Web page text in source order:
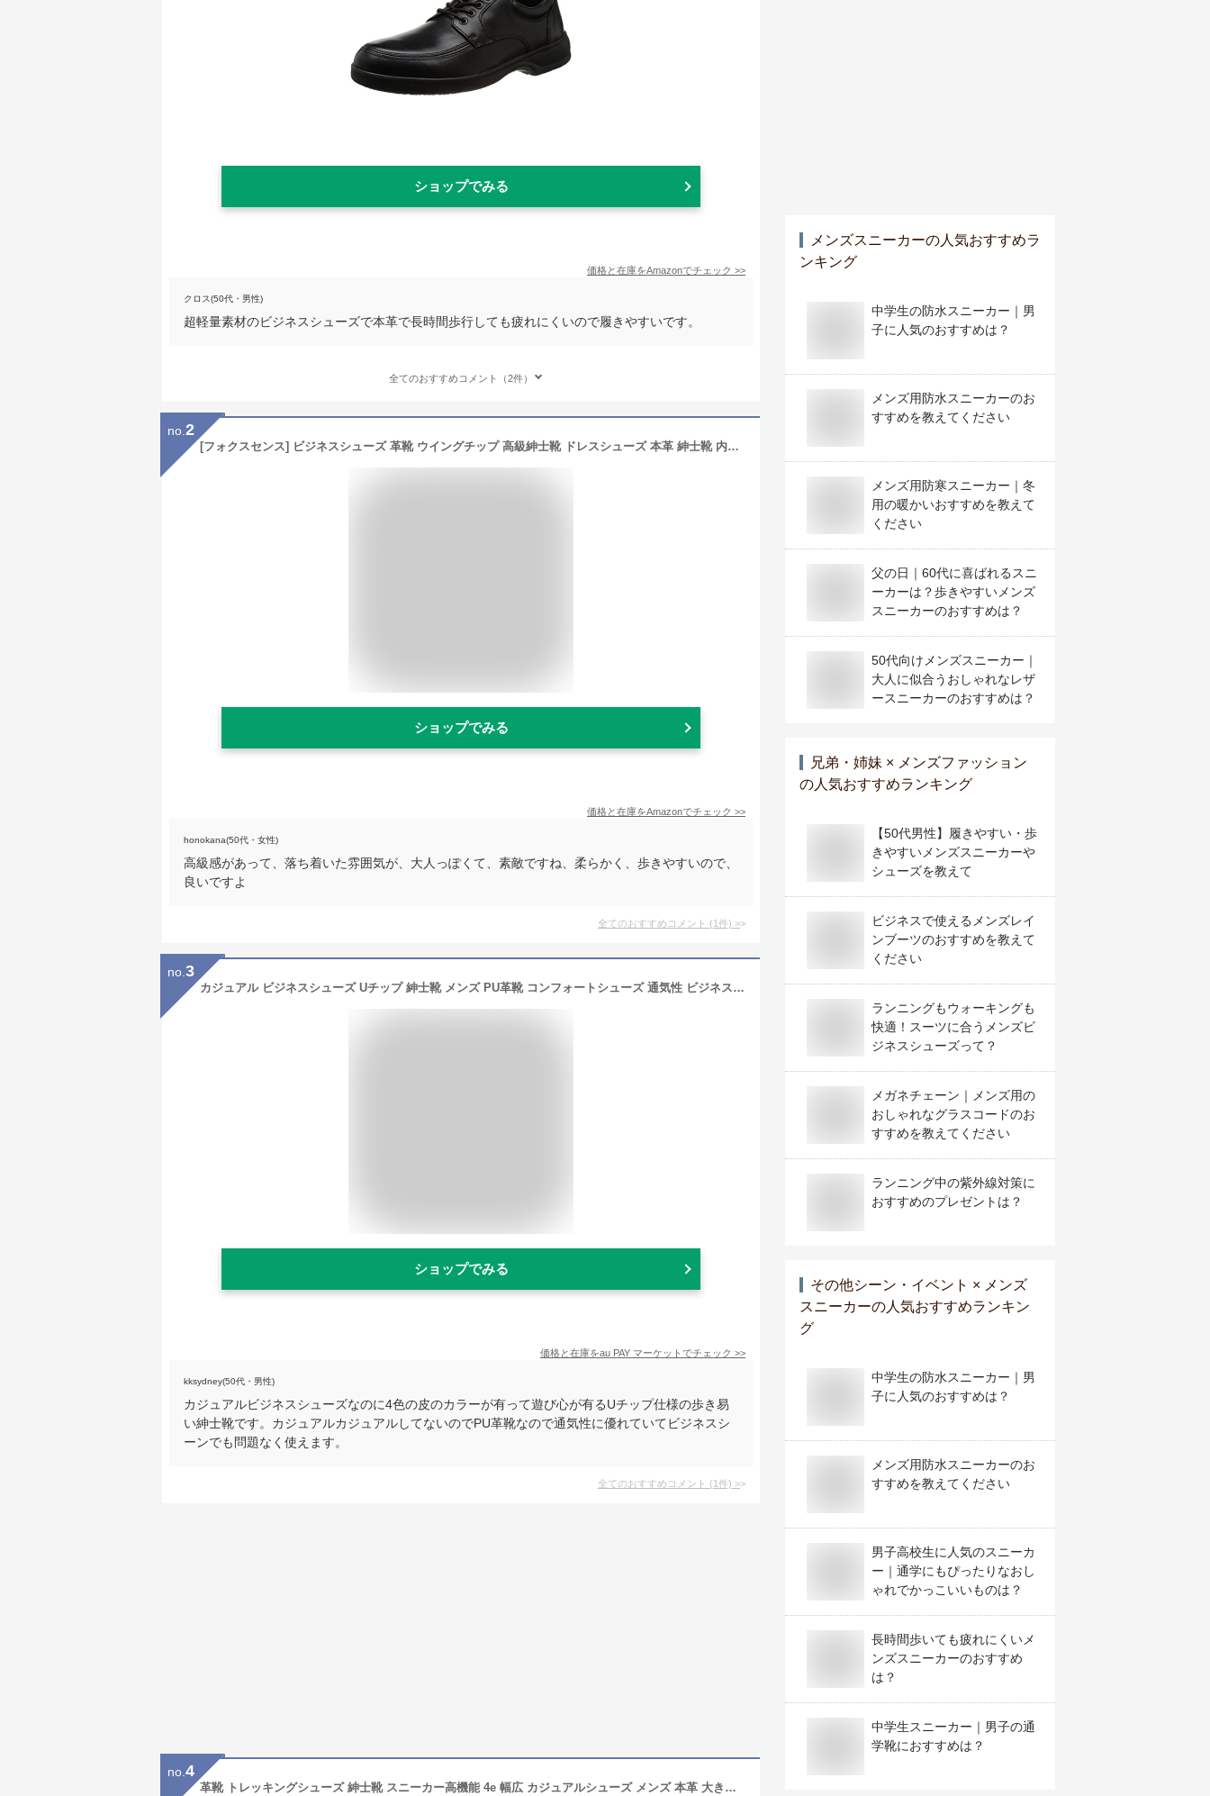
ショップでみる
価格と在庫をAmazonでチェック >>
クロス(50代・男性)
超軽量素材のビジネスシューズで本革で長時間歩行しても疲れにくいので履きやすいです。
全てのおすすめコメント（2件）
no. 2
[フォクスセンス] ビジネスシューズ 革靴 ウイングチップ 高級紳士靴 ドレスシューズ 本革 紳士靴 内羽根 メンズ ブラウン 28.0cm R109-02
ショップでみる
価格と在庫をAmazonでチェック >>
honokana(50代・女性)
高級感があって、落ち着いた雰囲気が、大人っぽくて、素敵ですね、柔らかく、歩きやすいので、
良いですよ
全てのおすすめコメント (1件) >
no. 3
カジュアル ビジネスシューズ Uチップ 紳士靴 メンズ PU革靴 コンフォートシューズ 通気性 ビジネス 歩きやすい
ショップでみる
価格と在庫をau PAY マーケット でチェック >>
kksydney(50代・男性)
カジュアルビジネスシューズなのに4色の皮のカラーが有って遊び心が有るUチップ仕様の歩き易
い紳士靴です。カジュアルカジュアルしてないのでPU革靴なので通気性に優れていてビジネスシ
ーンでも問題なく使えます。
全てのおすすめコメント (1件) >
no. 4
革靴 トレッキングシューズ 紳士靴 スニーカー高機能 4e 幅広 カジュアルシューズ メンズ 本革 大きいサイズ 軽量 柔らかい 防滑 衝撃吸収 クッション性 防水 通気性 大きいサイズ ビジネス 登山靴 厚底 アウトドア 男性用 ハイキングシューズ (カーキ色3237,29cm)
メンズスニーカーの人気おすすめラ
ンキング
中学生の防水スニーカー｜男
子に人気のおすすめは？
メンズ用防水スニーカーのお
すすめを教えてください
メンズ用防寒スニーカー｜冬
用の暖かいおすすめを教えて
ください
父の日｜60代に喜ばれるスニ
ーカーは？歩きやすいメンズ
スニーカーのおすすめは？
50代向けメンズスニーカー｜
大人に似合うおしゃれなレザ
ースニーカーのおすすめは？
兄弟・姉妹 × メンズファッション
の人気おすすめランキング
【50代男性】履きやすい・歩
きやすいメンズスニーカーや
シューズを教えて
ビジネスで使えるメンズレイ
ンブーツのおすすめを教えて
ください
ランニングもウォーキングも
快適！スーツに合うメンズビ
ジネスシューズって？
メガネチェーン｜メンズ用の
おしゃれなグラスコードのお
すすめを教えてください
ランニング中の紫外線対策に
おすすめのプレゼントは？
その他シーン・イベント × メンズ
スニーカーの人気おすすめランキン
グ
中学生の防水スニーカー｜男
子に人気のおすすめは？
メンズ用防水スニーカーのお
すすめを教えてください
男子高校生に人気のスニーカ
ー｜通学にもぴったりなおし
ゃれでかっこいいものは？
長時間歩いても疲れにくいメ
ンズスニーカーのおすすめ
は？
中学生スニーカー｜男子の通
学靴におすすめは？